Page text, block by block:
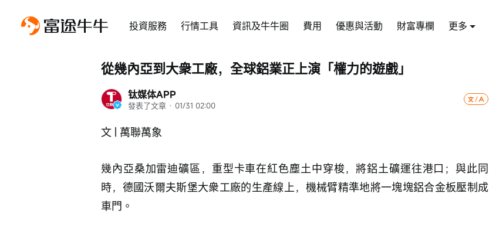
投資服務 行情工具 資訊及牛牛圈 費用 優惠與活動 財富專欄 更多
钛媒体APP
發表了文章 · 01/31 02:00
從幾內亞到大衆工廠，全球鋁業正上演「權力的遊戲」
文 | 萬聯萬象
幾內亞桑加雷迪礦區，重型卡車在紅色塵土中穿梭，將鋁土礦運往港口；與此同
時，德國沃爾夫斯堡大衆工廠的生產線上，機械臂精準地將一塊塊鋁合金板壓制成
車門。